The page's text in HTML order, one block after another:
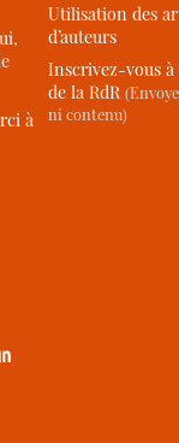
à
Utilisation des
d’auteurs
Inscrivez-vous
de la RdR
ni contenu)